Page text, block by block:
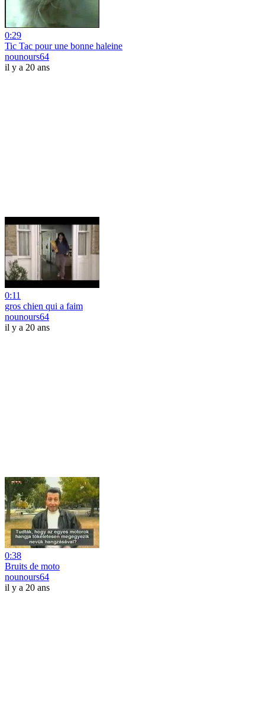
0:29
Tic Tac pour une bonne haleine
nounours64
il y a 20 ans
0:11
gros chien qui a faim
nounours64
il y a 20 ans
0:38
Bruits de moto
nounours64
il y a 20 ans